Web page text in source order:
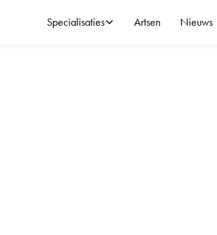
Specialisaties Artsen Nieuws